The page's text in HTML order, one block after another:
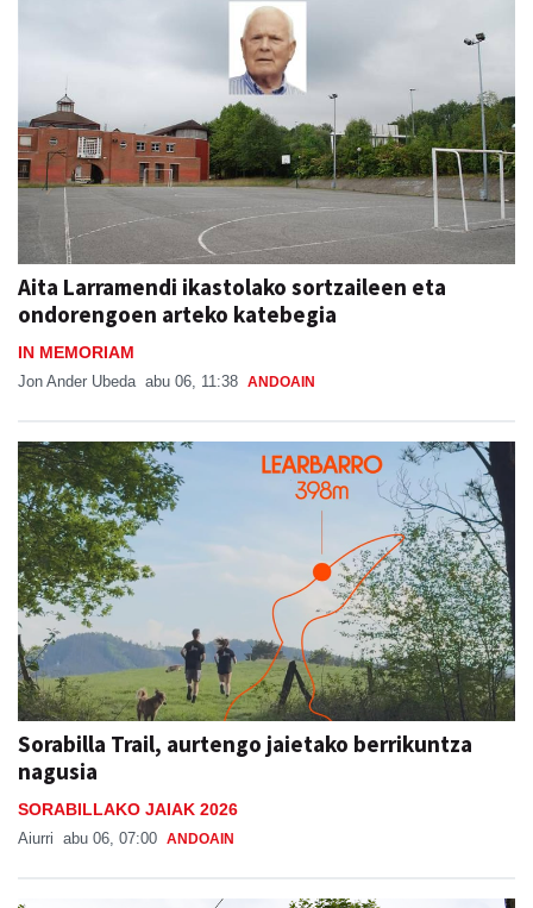
Aita Larramendi ikastolako sortzaileen eta
ondorengoen arteko katebegia
IN MEMORIAM
Jon Ander Ubeda abu 06, 11:38 ANDOAIN
Sorabilla Trail, aurtengo jaietako berrikuntza
nagusia
SORABILLAKO JAIAK 2026
Aiurri abu 06, 07:00 ANDOAIN